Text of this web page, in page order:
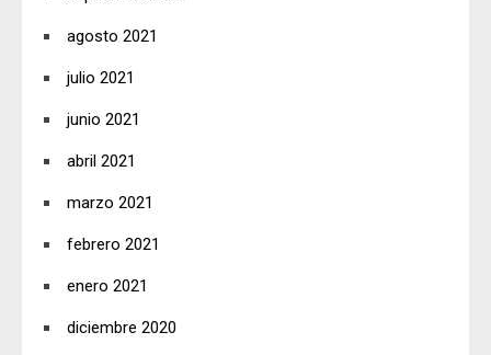
agosto 2021
julio 2021
junio 2021
abril 2021
marzo 2021
febrero 2021
enero 2021
diciembre 2020